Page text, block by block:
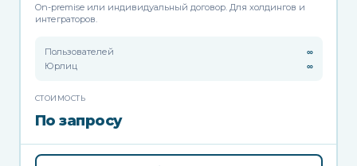
On-premise или индивидуальный договор. Для холдингов и
интеграторов.
Пользователей
∞
Юрлиц
∞
СТОИМОСТЬ
По запросу